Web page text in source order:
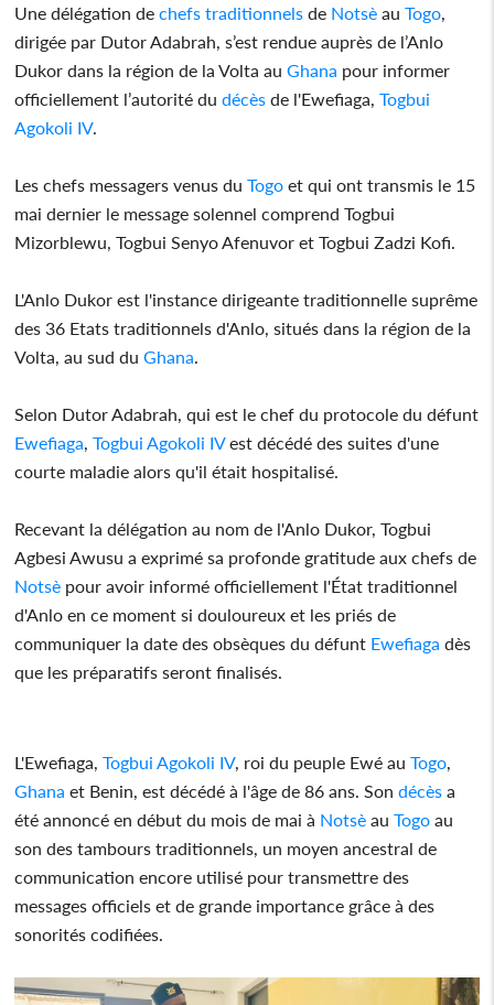
Une délégation de chefs traditionnels de Notsè auTogo
dirigée par Dutor Adabrah, s’est rendue auprès de l’Anlo
Dukor dans la région de la Volta au Ghana pour informer
officiellement l’autorité du décès de l'Ewefiaga, Togbui
Agokoli IV.
Les chefs messagers venus duTogo et qui ont transmis le 15
mai dernier le message solennel comprend Togbui
Mizorblewu, Togbui Senyo Afenuvor et Togbui Zadzi Kofi.
L'Anlo Dukor est l'instance dirigeante traditionnelle suprême
des 36 Etats traditionnels d'Anlo, situés dans la région de la
Volta, au sud du Ghana
Selon Dutor Adabrah, qui est le chef du protocole du défunt
Ewefiaga Togbui Agokoli IVest décédé des suites d'une
courte maladie alors qu'il était hospitalisé.
Recevant la délégation au nom de l'Anlo Dukor, Togbui
Agbesi Awusu a exprimé sa profonde gratitude aux chefs de
Notsè pour avoir informé officiellement l'État traditionnel
d'Anlo en ce moment si douloureux et les priés de
communiquer la date des obsèques du défunt Ewefiaga dès
que les préparatifs seront finalisés.
L'Ewefiaga, Togbui Agokoli IV, roi du peuple Ewé auTogo
Ghana et Benin, est décédé à l'âge de 86 ans. Son décès a
été annoncé en début du mois de mai à Notsè auTogo au
son des tambours traditionnels, un moyen ancestral de
communication encore utilisé pour transmettre des
messages officiels et de grande importance grâce à des
sonorités codifiées.